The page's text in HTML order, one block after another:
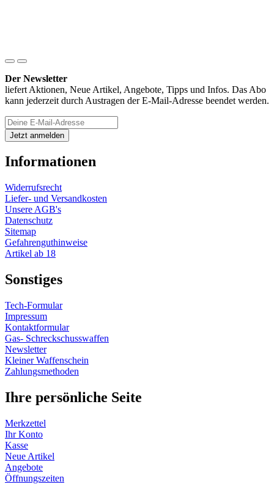
Der Newsletter
liefert Aktionen, Neue Artikel, Angebote, Tipps und Infos. Das Abo
kann jederzeit durch Austragen der E-Mail-Adresse beendet werden.
Informationen
Widerrufsrecht
Liefer- und Versandkosten
Unsere AGB's
Datenschutz
Sitemap
Gefahrenguthinweise
Artikel ab 18
Sonstiges
Tech-Formular
Impressum
Kontaktformular
Gas- Schreckschusswaffen
Newsletter
Kleiner Waffenschein
Zahlungsmethoden
Ihre persönliche Seite
Merkzettel
Ihr Konto
Kasse
Neue Artikel
Angebote
Öffnungszeiten